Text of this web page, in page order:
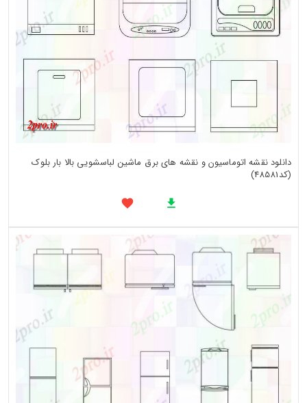
دانلود نقشه اتوماسیون و نقشه های برق ماشین لباسشویی بالا بار بلوک
(کد48581)